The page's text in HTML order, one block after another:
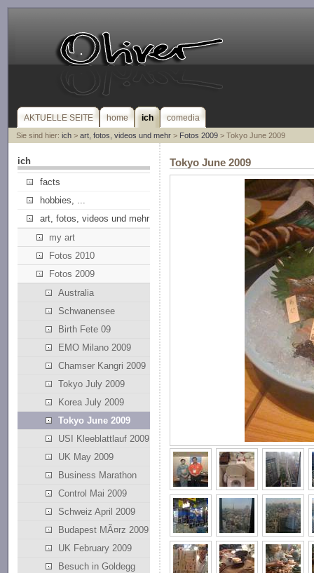
AKTUELLE SEITE home ich comedia
Sie sind hier: ich> art, fotos, videos und mehr> Fotos 2009> Tokyo June 2009
ich
facts
hobbies, ...
art, fotos, videos und mehr
my art
Fotos 2010
Fotos 2009
Australia
Schwanensee
Birth Fete 09
EMO Milano 2009
Chamser Kangri 2009
Tokyo July 2009
Korea July 2009
Tokyo June 2009
USI Kleeblattlauf 2009
UK May 2009
Business Marathon
Control Mai 2009
Schweiz April 2009
Budapest MÃ¤rz 2009
UK February 2009
Besuch in Goldegg
Tokyo June 2009